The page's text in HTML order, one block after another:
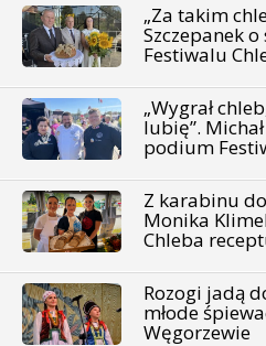
„Za takim
Szczepanek
Festiwalu
„Wygrał
lubię”.
podium
Z karabinu
Monika
Chleba
Rozogi jadą
młode
Węgorzewie